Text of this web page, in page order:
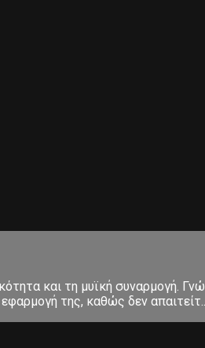
και τη μυϊκή συναρμογή.
της, καθώς δεν απαιτείτ...